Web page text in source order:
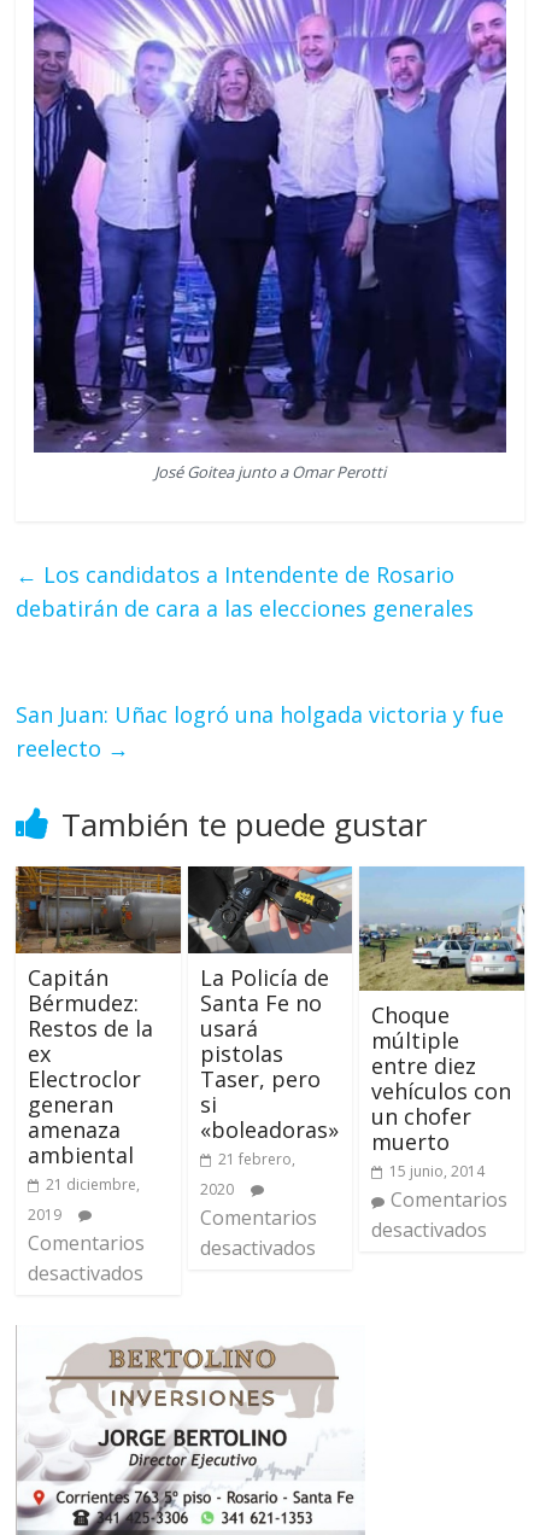
José Goitea junto a Omar Perotti
← Los candidatos a Intendente de Rosario
debatirán de cara a las elecciones generales
San Juan: Uñac logró una holgada victoria y fue
reelecto →
También te puede gustar
Capitán
Bérmudez:
Restos de la
ex
Electroclor
generan
amenaza
ambiental
21 diciembre,
2019
Comentarios
desactivados
La Policía de
Santa Fe no
usará
pistolas
Taser, pero
si
«boleadoras»
21 febrero,
2020
Comentarios
desactivados
Choque
múltiple
entre diez
vehículos con
un chofer
muerto
15 junio, 2014
Comentarios
desactivados